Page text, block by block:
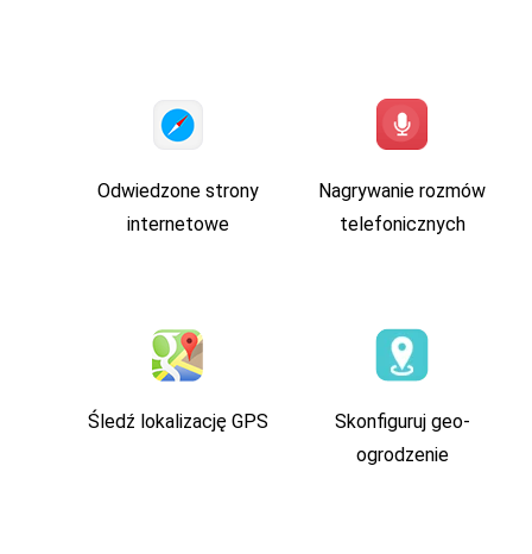
Odwiedzone strony
internetowe
Nagrywanie rozmów
telefonicznych
Śledź lokalizację GPS
Skonfiguruj geo-
ogrodzenie